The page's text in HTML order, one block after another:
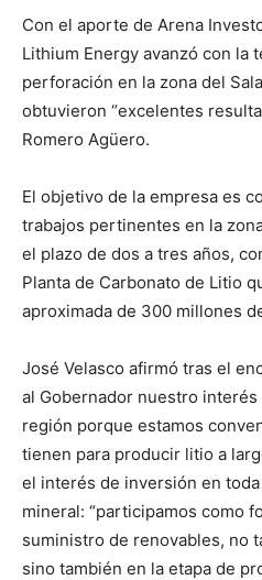
Con el aporte de Arena
Lithium Energy avanzó con la
perforación en la zona del
obtuvieron “excelentes
Romero Agüero.
El objetivo de la empresa es
trabajos pertinentes en la
el plazo de dos a tres años,
Planta de Carbonato de Litio
aproximada de 300 millones
José Velasco afirmó tras el
al Gobernador nuestro
región porque estamos
tienen para producir litio a
el interés de inversión en
mineral: “participamos como
suministro de renovables, no
sino también en la etapa de